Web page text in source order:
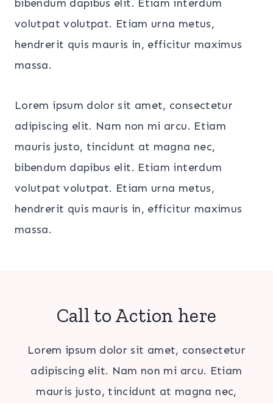
bibendum dapibus elit. Etiam interdum
volutpat volutpat. Etiam urna metus,
hendrerit quis mauris in, efficitur maximus
massa.
Lorem ipsum dolor sit amet, consectetur
adipiscing elit. Nam non mi arcu. Etiam
mauris justo, tincidunt at magna nec,
bibendum dapibus elit. Etiam interdum
volutpat volutpat. Etiam urna metus,
hendrerit quis mauris in, efficitur maximus
massa.
Call to Action here
Lorem ipsum dolor sit amet, consectetur
adipiscing elit. Nam non mi arcu. Etiam
mauris justo, tincidunt at magna nec,